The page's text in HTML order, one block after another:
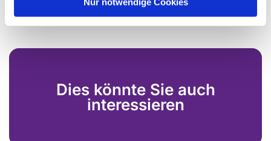
Dies könnte Sie auch
interessieren